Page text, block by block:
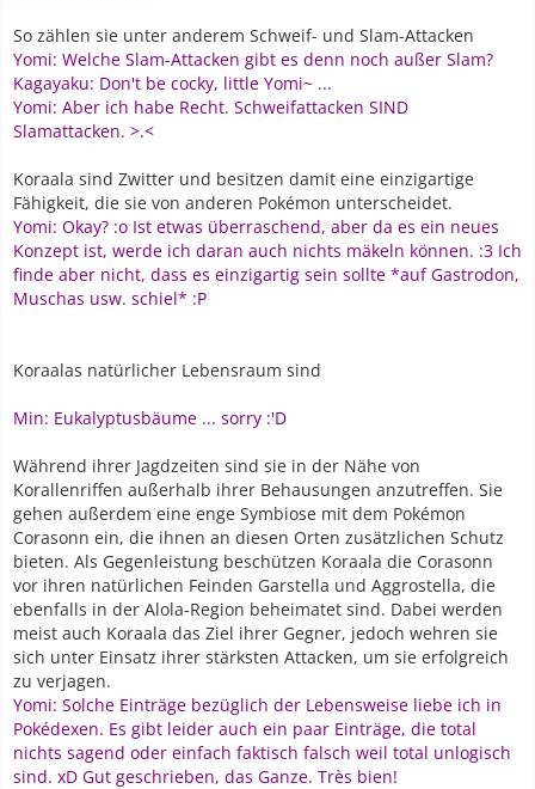
So zählen sie unter anderem Schweif- und Slam-Attacken
Yomi: Welche Slam-Attacken gibt es denn noch außer Slam?
Kagayaku: Don't be cocky, little Yomi~ ...
Yomi: Aber ich habe Recht. Schweifattacken SIND
Slamattacken. >.<
Koraala sind Zwitter und besitzen damit eine einzigartige
Fähigkeit, die sie von anderen Pokémon unterscheidet.
Yomi: Okay? :o Ist etwas überraschend, aber da es ein neues
Konzept ist, werde ich daran auch nichts mäkeln können. :3 Ich
finde aber nicht, dass es einzigartig sein sollte *auf Gastrodon,
Muschas usw. schiel* :P
Koraalas natürlicher Lebensraum sind
Min: Eukalyptusbäume ... sorry :'D
Während ihrer Jagdzeiten sind sie in der Nähe von
Korallenriffen außerhalb ihrer Behausungen anzutreffen. Sie
gehen außerdem eine enge Symbiose mit dem Pokémon
Corasonn ein, die ihnen an diesen Orten zusätzlichen Schutz
bieten. Als Gegenleistung beschützen Koraala die Corasonn
vor ihren natürlichen Feinden Garstella und Aggrostella, die
ebenfalls in der Alola-Region beheimatet sind. Dabei werden
meist auch Koraala das Ziel ihrer Gegner, jedoch wehren sie
sich unter Einsatz ihrer stärksten Attacken, um sie erfolgreich
zu verjagen.
Yomi: Solche Einträge bezüglich der Lebensweise liebe ich in
Pokédexen. Es gibt leider auch ein paar Einträge, die total
nichts sagend oder einfach faktisch falsch weil total unlogisch
sind. xD Gut geschrieben, das Ganze. Très bien!